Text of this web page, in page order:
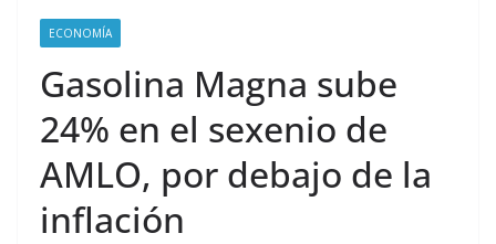
ECONOMÍA
Gasolina Magna sube
24% en el sexenio de
AMLO, por debajo de la
inflación